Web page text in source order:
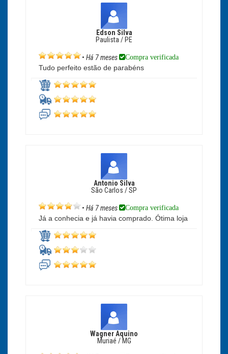
Edson Silva
Paulista / PE
• Há 7 meses Compra verificada
Tudo perfeito estão de parabéns
Antonio Silva
São Carlos / SP
• Há 7 meses Compra verificada
Já a conhecia e já havia comprado. Ótima loja
Wagner Aquino
Muriaé / MG